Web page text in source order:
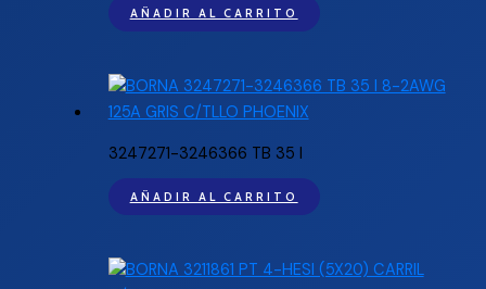
AÑADIR AL CARRITO
3247271-3246366 TB 35 I
AÑADIR AL CARRITO